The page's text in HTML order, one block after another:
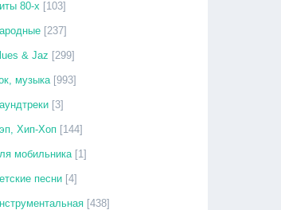
80-х [103]
[237]
& Jaz [299]
музыка [993]
[3]
Хип-Хоп [144]
мобильника [1]
песни [4]
[438]